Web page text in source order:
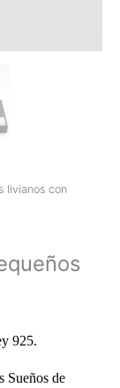
livianos con
925.
Sueños de